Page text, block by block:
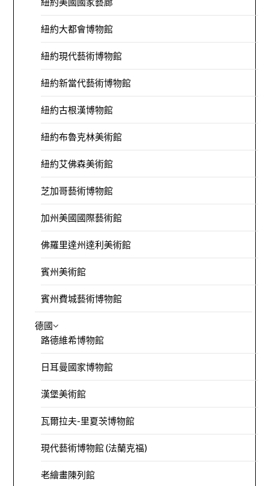
紐約大都會博物館
紐約現代藝術博物館
紐約新當代藝術博物館
紐約古根漢博物館
紐約布魯克林美術館
紐約艾佛森美術館
芝加哥藝術博物館
加州美國國際藝術館
佛羅里達州達利美術館
賓州美術館
賓州費城藝術博物館
德國
路德維希博物館
日耳曼國家博物館
漢堡美術館
瓦爾拉夫-里夏茨博物館
現代藝術博物館 (法蘭克福)
老繪畫陳列館